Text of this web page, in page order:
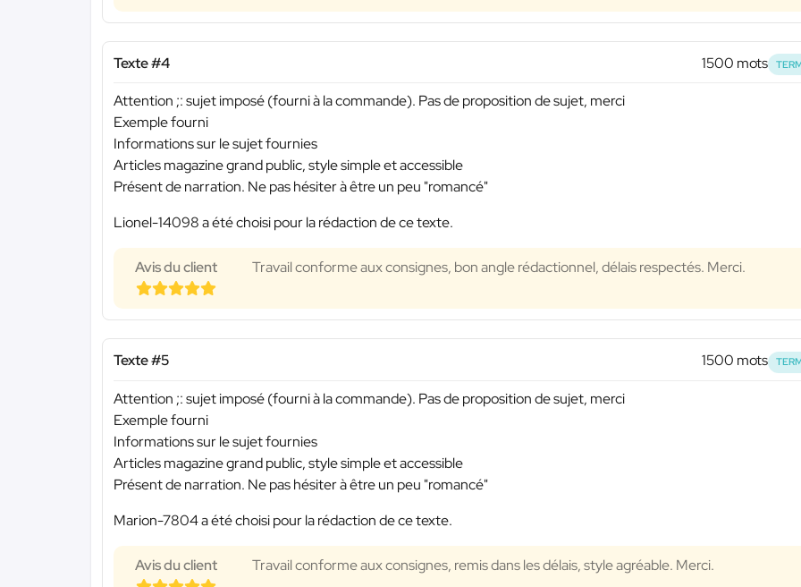
Texte #4 1500 mots
Attention ;: sujet imposé (fourni à la commande). Pas de proposition de sujet, merci
Exemple fourni
Informations sur le sujet fournies
Articles magazine grand public, style simple et accessible
Présent de narration. Ne pas hésiter à être un peu "romancé"
Lionel-14098 a été choisi pour la rédaction de ce texte.
Avis du client Travail conforme aux consignes, bon angle rédactionnel, délais respectés. Merci.
Texte #5 1500 mots
Attention ;: sujet imposé (fourni à la commande). Pas de proposition de sujet, merci
Exemple fourni
Informations sur le sujet fournies
Articles magazine grand public, style simple et accessible
Présent de narration. Ne pas hésiter à être un peu "romancé"
Marion-7804 a été choisi pour la rédaction de ce texte.
Avis du client Travail conforme aux consignes, remis dans les délais, style agréable. Merci.